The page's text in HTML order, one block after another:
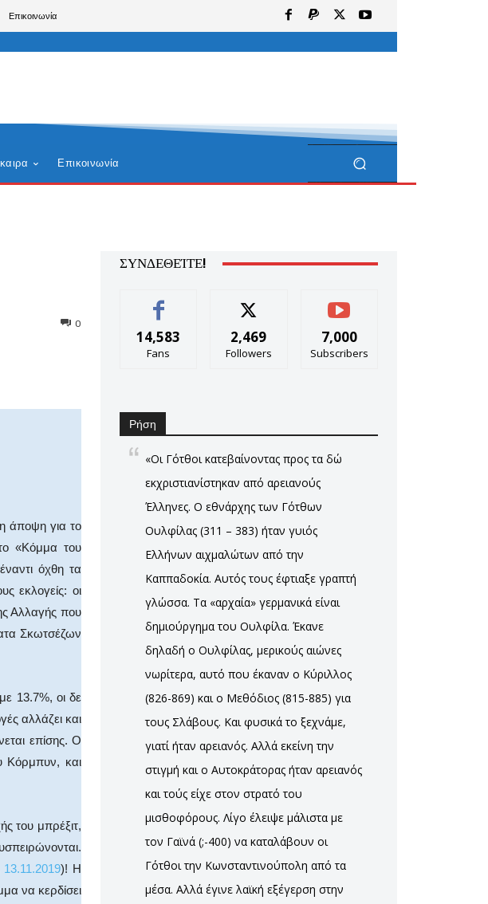
Επικοινωνία
Επικοινωνία
0
άποψη για το
«Κόμμα του
όχθη τα
εκλογείς: οι
Αλλαγής που
Σκωτσέζων
13.7%, οι δε
αλλάζει και
επίσης. Ο
Κόρμπυν, και
του μπρέξιτ,
)! Η
να κερδίσει
ΣΥΝΔΕΘΕΊΤΕ!
14,583
Fans
2,469
Followers
7,000
Subscribers
Ρήση
«Οι Γότθοι κατεβαίνοντας προς τα δώ
εκχριστιανίστηκαν από αρειανούς
Έλληνες. Ο εθνάρχης των Γότθων
Ουλφίλας (311 – 383) ήταν γυιός
Ελλήνων αιχμαλώτων από την
Καππαδοκία. Αυτός τους έφτιαξε γραπτή
γλώσσα. Τα «αρχαία» γερμανικά είναι
δημιούργημα του Ουλφίλα. Έκανε
δηλαδή ο Ουλφίλας, μερικούς αιώνες
νωρίτερα, αυτό που έκαναν ο Κύριλλος
(826-869) και ο Μεθόδιος (815-885) για
τους Σλάβους. Και φυσικά το ξεχνάμε,
γιατί ήταν αρειανός. Αλλά εκείνη την
στιγμή και ο Αυτοκράτορας ήταν αρειανός
και τούς είχε στον στρατό του
μισθοφόρους. Λίγο έλειψε μάλιστα με
τον Γαϊνά (;-400) να καταλάβουν οι
Γότθοι την Κωνσταντινούπολη από τα
μέσα. Αλλά έγινε λαϊκή εξέγερση στην